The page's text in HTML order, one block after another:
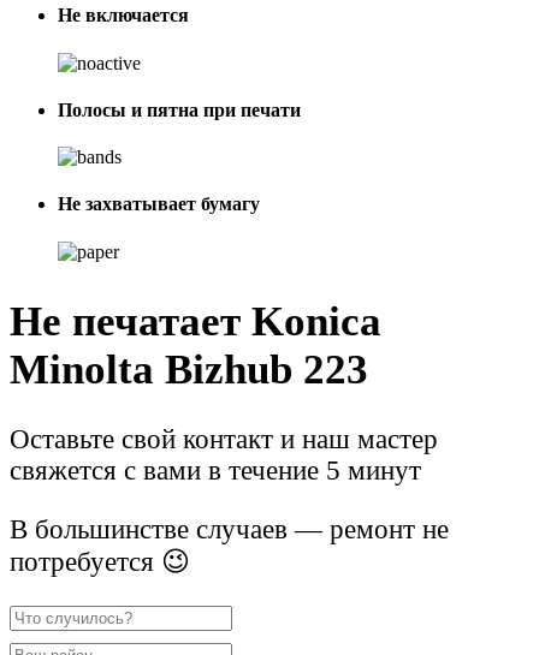
Не включается
Полосы и пятна при печати
Не захватывает бумагу
Не печатает Konica
Minolta Bizhub 223
Оставьте свой контакт и наш мастер
свяжется с вами в течение 5 минут
В большинстве случаев — ремонт не
потребуется 😉